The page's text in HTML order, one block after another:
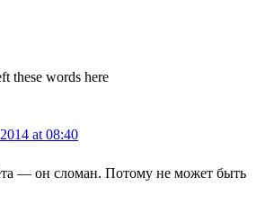
these words here
at 08:40
— он сломан. Потому не может быть